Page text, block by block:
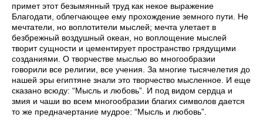
примет этот безымянный труд как некое выражение
Благодати, облегчающее ему прохождение земного пути. Не
мечтатели, но воплотители мыслей; мечта улетает в
безбрежный воздушный океан, но воплощение мыслей
творит сущности и цементирует пространство грядущими
созданиями. О творчестве мыслью во многообразии
говорили все религии, все учения. За многие тысячелетия до
нашей эры египтяне знали это творчество мысленное. И еще
сказано всюду: “Мысль и любовь”. И под видом сердца и
змия и чаши во всем многообразии благих символов дается
то же предначертание мудрое: “Мысль и любовь”.